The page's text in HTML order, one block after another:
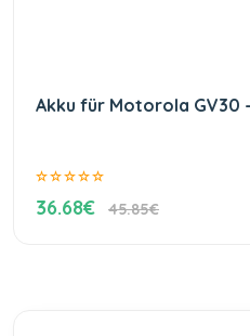
Akku für Motorola GV30
36.68€ 45.85€